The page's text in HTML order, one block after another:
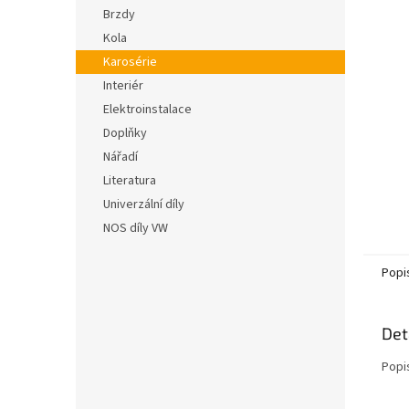
l
Brzdy
Kola
Karosérie
Interiér
Elektroinstalace
Doplňky
Nářadí
Literatura
Univerzální díly
NOS díly VW